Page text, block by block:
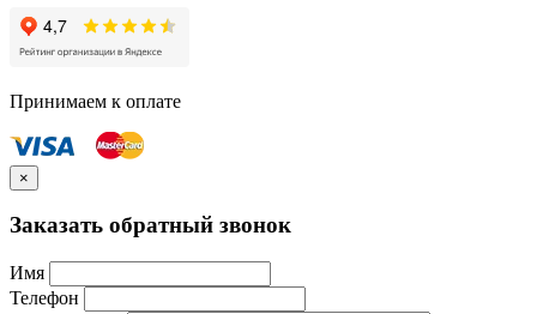
Принимаем к оплате
×
Заказать обратный звонок
Имя
Телефон